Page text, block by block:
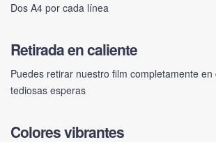
Dos A4 por cada línea
Retirada en caliente
Puedes retirar nuestro film completamente
tediosas esperas
Colores vibrantes